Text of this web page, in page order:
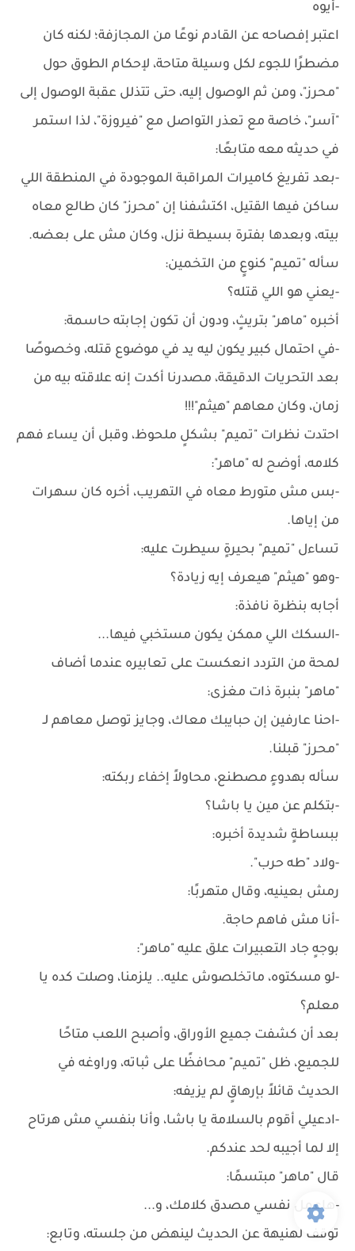
-أيوه
اعتبر إفصاحه عن القادم نوعًا من المجازفة؛ لكنه كان
مضطرًا للجوء لكل وسيلة متاحة، لإحكام الطوق حول
"محرز"، ومن ثم الوصول إليه، حتى تتذلل عقبة الوصول إلى
"آسر"، خاصة مع تعذر التواصل مع "فيروزة"، لذا استمر
في حديثه معه متابعًا:
-بعد تفريغ كاميرات المراقبة الموجودة في المنطقة اللي
ساكن فيها القتيل، اكتشفنا إن "محرز" كان طالع معاه
بيته، وبعدها بفترة بسيطة نزل، وكان مش على بعضه.
سأله "تميم" كنوعٍ من التخمين:
-يعني هو اللي قتله؟
أخبره "ماهر" بتريثٍ، ودون أن تكون إجابته حاسمة:
-في احتمال كبير يكون ليه يد في موضوع قتله، وخصوصًا
بعد التحريات الدقيقة، مصدرنا أكدت إنه علاقته بيه من
زمان، وكان معاهم "هيثم"!!!
احتدت نظرات "تميم" بشكلٍ ملحوظ، وقبل أن يساء فهم
كلامه، أوضح له "ماهر":
-بس مش متورط معاه في التهريب، أخره كان سهرات
من إياها.
تساءل "تميم" بحيرةٍ سيطرت عليه:
-وهو "هيثم" هيعرف إيه زيادة؟
أجابه بنظرة نافذة:
-السكك اللي ممكن يكون مستخبي فيها...
لمحة من التردد انعكست على تعابيره عندما أضاف
"ماهر" بنبرة ذات مغزى:
-احنا عارفين إن حبايبك معاك، وجايز توصل معاهم لـ
"محرز" قبلنا.
سأله بهدوءٍ مصطنع، محاولاً إخفاء ربكته:
-بتكلم عن مين يا باشا؟
ببساطةٍ شديدة أخبره:
-ولاد "طه حرب".
رمش بعينيه، وقال متهربًا:
-أنا مش فاهم حاجة.
بوجهٍ جاد التعبيرات علق عليه "ماهر":
-لو مسكتوه، ماتخلصوش عليه.. يلزمنا، وصلت كده يا
معلم؟
بعد أن كشفت جميع الأوراق، وأصبح اللعب متاحًا
للجميع، ظل "تميم" محافظًا على ثباته، وراوغه في
الحديث قائلاً بإرهاقٍ لم يزيفه:
-ادعيلي أقوم بالسلامة يا باشا، وأنا بنفسي مش هرتاح
إلا لما أجيبه لحد عندكم.
قال "ماهر" مبتسمًا:
-هاعمل نفسي مصدق كلامك، و...
توقف لهنيهة عن الحديث لينهض من جلسته، وتابع: